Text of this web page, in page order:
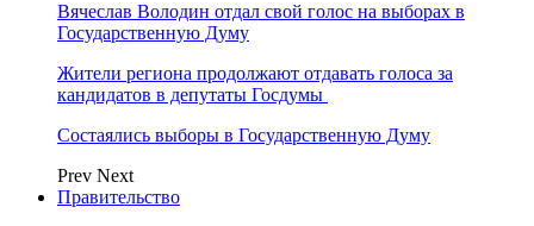
Вячеслав Володин отдал свой голос на выборах в
Государственную Думу
Жители региона продолжают отдавать голоса за
кандидатов в депутаты Госдумы
Состаялись выборы в Государственную Думу
Prev Next
Правительство